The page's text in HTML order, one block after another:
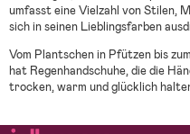
umfasst eine Vielzahl von Stilen,
sich in seinen Lieblingsfarben
Vom Plantschen in Pfützen bis
hat Regenhandschuhe, die die
trocken, warm und glücklich